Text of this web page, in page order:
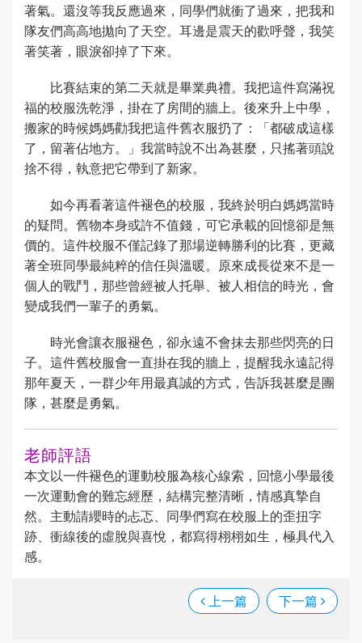
著氣。還沒等我反應過來，同學們就衝了過來，把我和
隊友們高高地拋向了天空。耳邊是震天的歡呼聲，我笑
著笑著，眼淚卻掉了下來。
比賽結束的第二天就是畢業典禮。我把這件寫滿祝
福的校服洗乾淨，掛在了房間的牆上。後來升上中學，
搬家的時候媽媽勸我把這件舊衣服扔了：「都破成這樣
了，留著佔地方。」我當時說不出為甚麼，只搖著頭說
捨不得，執意把它帶到了新家。
如今再看著這件褪色的校服，我終於明白媽媽當時
的疑問。舊物本身或許不值錢，可它承載的回憶卻是無
價的。這件校服不僅記錄了那場逆轉勝利的比賽，更藏
著全班同學最純粹的信任與溫暖。原來成長從來不是一
個人的戰鬥，那些曾經被人托舉、被人相信的時光，會
變成我們一輩子的勇氣。
時光會讓衣服褪色，卻永遠不會抹去那些閃亮的日
子。這件舊校服會一直掛在我的牆上，提醒我永遠記得
那年夏天，一群少年用最真誠的方式，告訴我甚麼是團
隊，甚麼是勇氣。
老師評語
本文以一件褪色的運動校服為核心線索，回憶小學最後
一次運動會的難忘經歷，結構完整清晰，情感真摯自
然。主動請纓時的忐忑、同學們寫在校服上的歪扭字
跡、衝線後的虛脫與喜悅，都寫得栩栩如生，極具代入
感。
上一篇 下一篇